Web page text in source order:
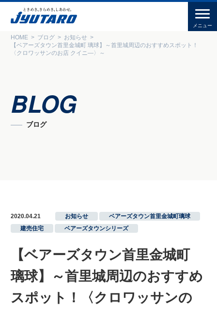
HOME ブログ
お知らせ
【ベアーズタウン首里金城町 璃球】～首里城周辺のおすすめスポット！
〈クロワッサンのお店 クイニ―〉～
BLOG
ブログ
2020.04.21 お知らせ ベアーズタウン首里金城町璃球
建売住宅
ベアーズタウンシリーズ
【ベアーズタウン首里金城町
璃球】～首里城周辺のおすすめ
スポット！〈クロワッサンの